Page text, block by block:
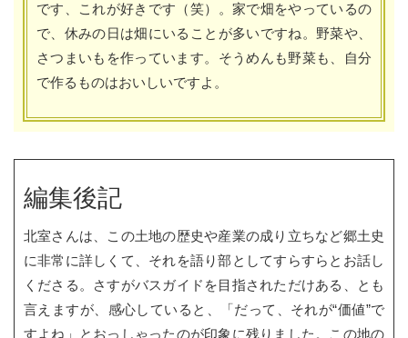
です、これが好きです（笑）。家で畑をやっているの
で、休みの日は畑にいることが多いですね。野菜や、
さつまいもを作っています。そうめんも野菜も、自分
で作るものはおいしいですよ。
編集後記
北室さんは、この土地の歴史や産業の成り立ちなど郷土史
に非常に詳しくて、それを語り部としてすらすらとお話し
くださる。さすがバスガイドを目指されただけある、とも
言えますが、感心していると、「だって、それが“価値”で
すよね」とおっしゃったのが印象に残りました。この地の